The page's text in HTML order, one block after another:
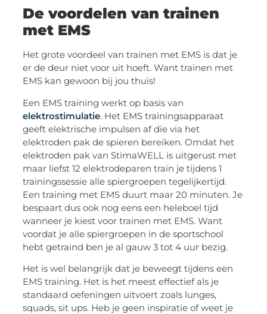
De voordelen van trainen
met EMS
Het grote voordeel van trainen met EMS is dat je
er de deur niet voor uit hoeft. Want trainen met
EMS kan gewoon bij jou thuis!
Een EMS training werkt op basis van
elektrostimulatie. Het EMS trainingsapparaat
geeft elektrische impulsen af die via het
elektroden pak de spieren bereiken. Omdat het
elektroden pak van StimaWELL is uitgerust met
maar liefst 12 elektrodeparen train je tijdens 1
trainingssessie alle spiergroepen tegelijkertijd.
Een training met EMS duurt maar 20 minuten. Je
bespaart dus ook nog eens een heleboel tijd
wanneer je kiest voor trainen met EMS. Want
voordat je alle spiergroepen in de sportschool
hebt getraind ben je al gauw 3 tot 4 uur bezig.
Het is wel belangrijk dat je beweegt tijdens een
EMS training. Het is het meest effectief als je
standaard oefeningen uitvoert zoals lunges,
squads, sit ups. Heb je geen inspiratie of weet je